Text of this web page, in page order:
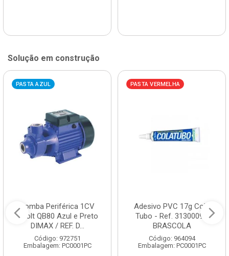
Solução em construção
PASTA AZUL
Bomba Periférica 1CV
Bivolt QB80 Azul e Preto
DIMAX / REF. D...
Código: 972751
Embalagem: PC0001PC
PASTA VERMELHA
Adesivo PVC 17g Cola
Tubo - Ref. 3130009 -
BRASCOLA
Código: 964094
Embalagem: PC0001PC